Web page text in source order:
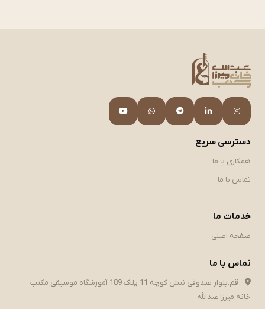
دسترسی سریع
همکاری با ما
تماس با ما
خدمات ما
صفحه اصلی
تماس با ما
قم.بلوار صدوقی نبش کوچه 11 پلاک 189 آموزشگاه موسیقی مکتب
خانه میرزا عبدالله